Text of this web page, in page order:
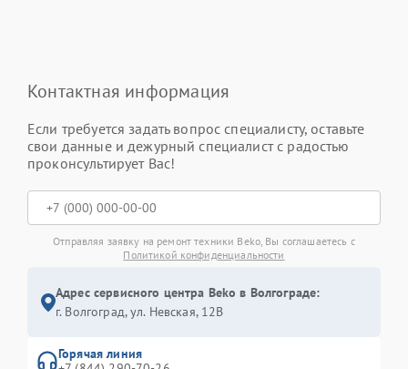
Контактная информация
Если требуется задать вопрос специалисту, оставьте
свои данные и дежурный специалист с радостью
проконсультирует Вас!
Отправляя заявку на ремонт техники Beko, Вы соглашаетесь с
Политикой конфиденциальности
Адрес сервисного центра Beko в Волгограде:
г. Волгоград, ул. Невская, 12В
Горячая линия